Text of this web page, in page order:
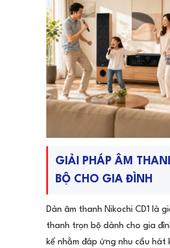
GIẢI PHÁP ÂM
BỘ CHO GIA ĐÌNH
Dàn âm thanh Nikochi CD1 là
thanh trọn bộ dành cho gia
kế nhằm đáp ứng nhu cầu hát